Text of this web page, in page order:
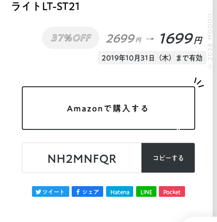
ライトLT-ST21
37%OFF 2699 円 1699 円
2019年10月31日（木）まで有効
Amazonで購入する
NH2MNFQR コピーする
ツイート シェア Hatena LINE Pocket
© 2026 MOOOII.